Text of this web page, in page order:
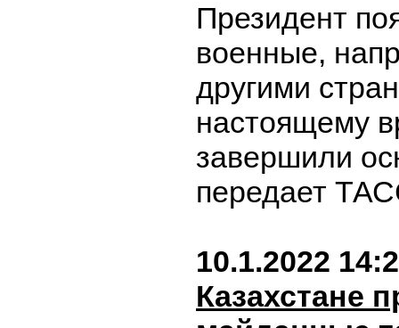
Президент
военные,
другими
настоящему
завершили
передает
10.1.2022
Казахстане